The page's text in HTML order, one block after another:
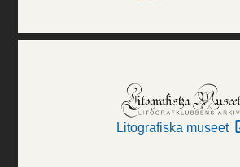
Litografiska museet